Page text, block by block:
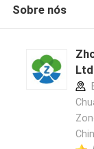
Sobre nós